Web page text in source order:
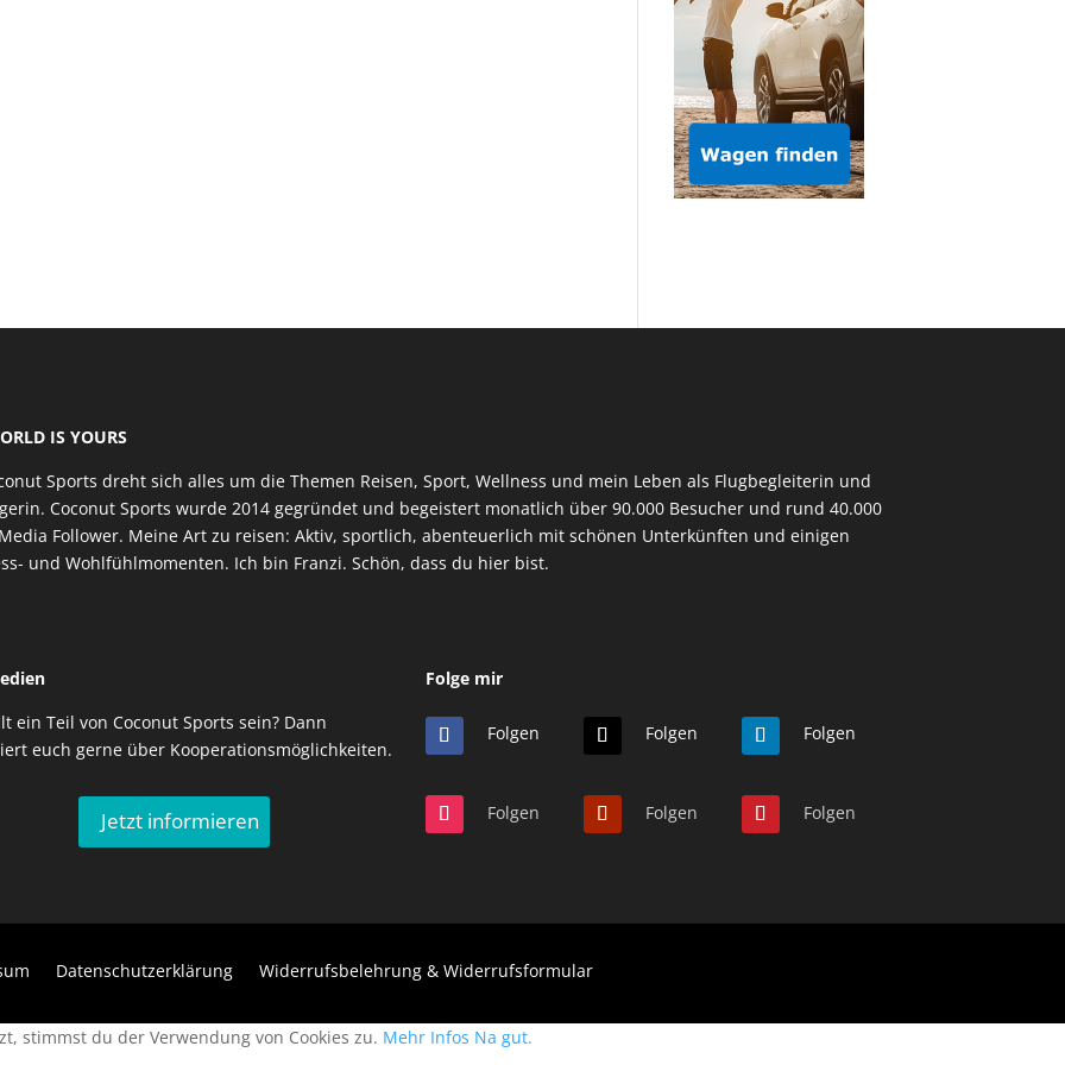
IS YOURS
Sports dreht sich alles um die Themen Reisen, Sport, Wellness und mein Leben als Flugbegleiterin und
Coconut Sports wurde 2014 gegründet und begeistert monatlich über 90.000 Besucher und rund 40.000
Follower. Meine Art zu reisen: Aktiv, sportlich, abenteuerlich mit schönen Unterkünften und einigen
und Wohlfühlmomenten. Ich bin Franzi. Schön, dass du hier bist.
ein Teil von Coconut Sports sein? Dann
euch gerne über Kooperationsmöglichkeiten.
Jetzt informieren
Folge mir
Folgen Folgen Folgen
Folgen Folgen Folgen
Datenschutzerklärung Widerrufsbelehrung & Widerrufsformular
stimmst du der Verwendung von Cookies zu. Mehr Infos Na gut.